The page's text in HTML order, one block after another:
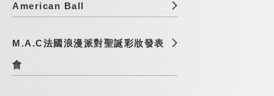
American Ball
M.A.C法國浪漫派對聖誕彩妝發表
會